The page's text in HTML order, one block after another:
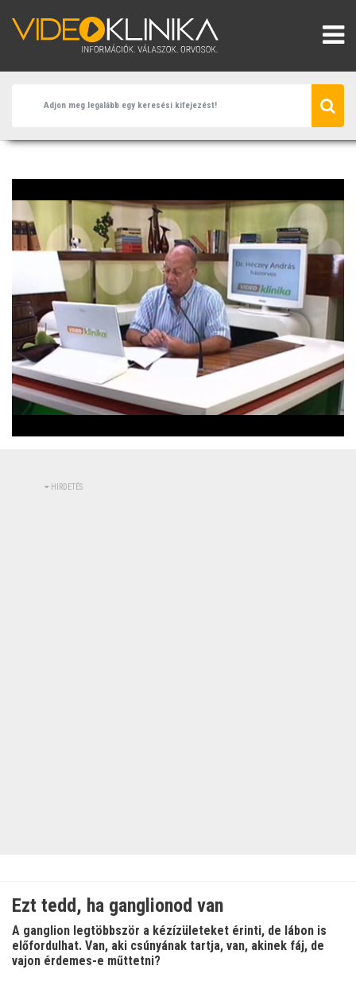
kikapcsolva
0%
0%
HIRDETÉS
Ezt tedd, ha ganglionod van
A ganglion legtöbbször a kézízületeket érinti, de lábon is
előfordulhat. Van, aki csúnyának tartja, van, akinek fáj, de
vajon érdemes-e műttetni?